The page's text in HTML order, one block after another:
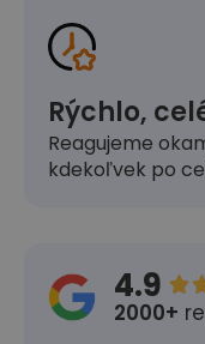
Rýchlo,
Reagujeme
kdekoľvek po
4.9 
2000+